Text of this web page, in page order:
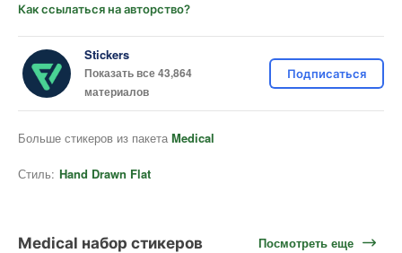
Как ссылаться на авторство?
Stickers
Показать все 43,864
материалов
Подписаться
Больше стикеров из пакета Medical
Стиль: Hand Drawn Flat
Medical набор стикеров Посмотреть еще